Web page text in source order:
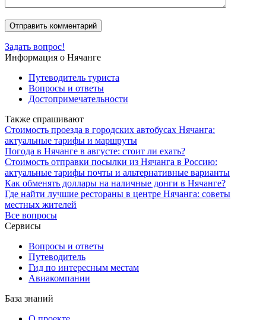
Задать вопрос!
Информация о Нячанге
Путеводитель туриста
Вопросы и ответы
Достопримечательности
Также спрашивают
Стоимость проезда в городских автобусах Нячанга:
актуальные тарифы и маршруты
Погода в Нячанге в августе: стоит ли ехать?
Стоимость отправки посылки из Нячанга в Россию:
актуальные тарифы почты и альтернативные варианты
Как обменять доллары на наличные донги в Нячанге?
Где найти лучшие рестораны в центре Нячанга: советы
местных жителей
Все вопросы
Сервисы
Вопросы и ответы
Путеводитель
Гид по интересным местам
Авиакомпании
База знаний